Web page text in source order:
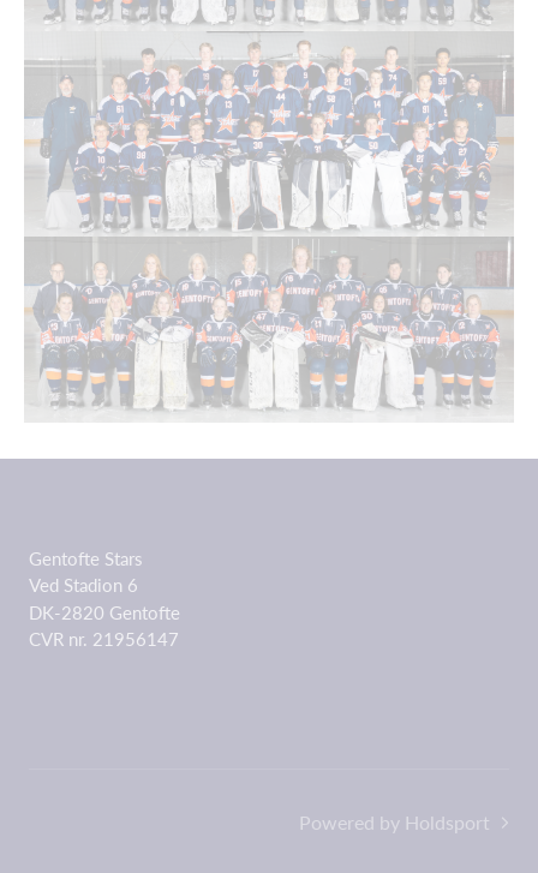
Gentofte Stars
Ved Stadion 6
DK-2820 Gentofte
CVR nr. 21956147
Powered by Holdsport